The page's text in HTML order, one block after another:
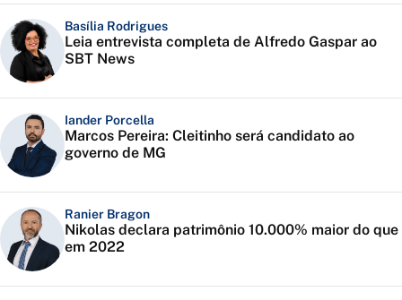
Basília Rodrigues
Leia entrevista completa de Alfredo Gaspar ao
SBT News
Iander Porcella
Marcos Pereira: Cleitinho será candidato ao
governo de MG
Ranier Bragon
Nikolas declara patrimônio 10.000% maior do que
em 2022